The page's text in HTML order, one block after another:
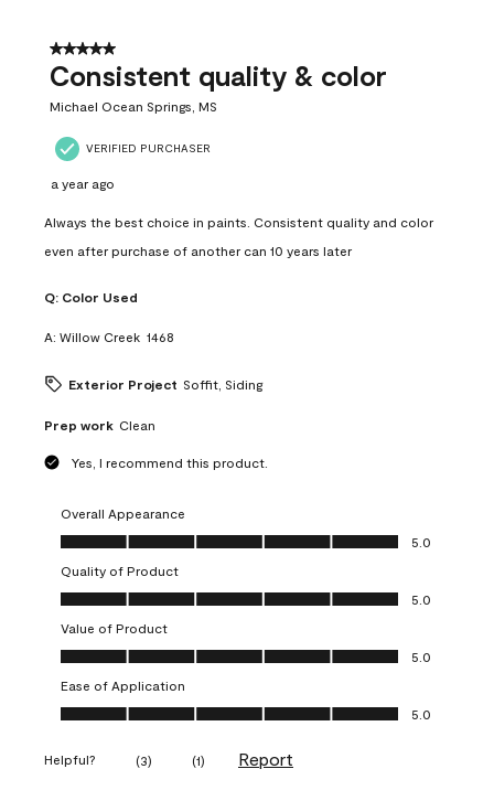
5 out of 5 stars.
Consistent quality & color
Michael Ocean Springs, MS
VERIFIED PURCHASER
a year ago
Always the best choice in paints. Consistent quality and color
even after purchase of another can 10 years later
Q: Color Used
A: Willow Creek  1468
Exterior Project Soffit, Siding
Prep work Clean
Yes, I recommend this product.
Overall Appearance
Overall Appearance, 5.0 out of 5
5.0
Quality of Product
Quality of Product, 5.0 out of 5
5.0
Value of Product
Value of Product, 5.0 out of 5
5.0
Ease of Application
Ease of Application, 5.0 out of 5
5.0
Helpful? (3) (1) Report